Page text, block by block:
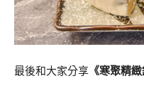
最後和大家分享 《寒聚精緻